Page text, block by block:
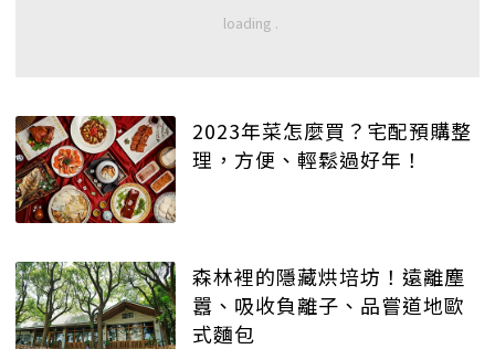
2023年菜怎麼買？宅配預購整
理，方便、輕鬆過好年！
森林裡的隱藏烘培坊！遠離塵
囂、吸收負離子、品嘗道地歐
式麵包